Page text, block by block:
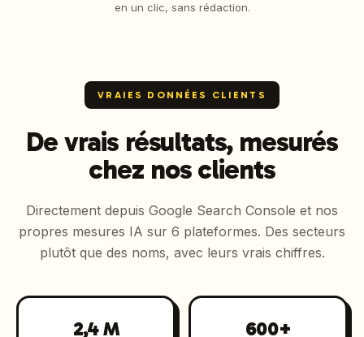
en un clic, sans rédaction.
VRAIES DONNÉES CLIENTS
De vrais résultats, mesurés
chez nos clients
Directement depuis Google Search Console et nos
propres mesures IA sur 6 plateformes. Des secteurs
plutôt que des noms, avec leurs vrais chiffres.
2,4 M 600+